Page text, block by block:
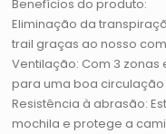
Benefícios do produto:
Eliminação da
trail graças ao nosso
Ventilação: Com 3
para uma boa
Resistência à abrasão:
mochila e protege a